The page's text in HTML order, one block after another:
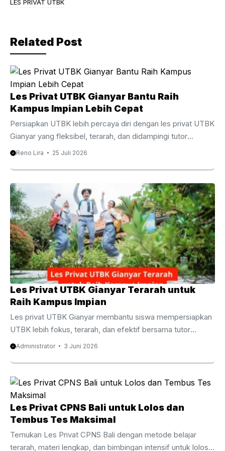
o
k
LES PRIVAT UTBK
Related Post
Les Privat UTBK Gianyar Bantu Raih
Kampus Impian Lebih Cepat
Persiapkan UTBK lebih percaya diri dengan les privat UTBK
Gianyar yang fleksibel, terarah, dan didampingi tutor
berpengalaman. Les Privat UTBK Gianyar Membantu
Berbasis Komputer membutuhkan persiapan yang matang,
strategi belajar yang tepat, serta pendampingan yang
sesuai dengan kebutuhan setiap siswa. Oleh karena itu, les
privat UTBK Gianyar menjadi pilihan yang semakin diminati
oleh siswa SMA dan lulusan yang ingin meningkatkan
peluang diterima di perguruan tinggi negeri impian. Berbeda
dengan pembelajaran di kelas yang ...
Reno Lira 25 Juli 2026
Les Privat UTBK Gianyar Terarah untuk
Raih Kampus Impian
Les privat UTBK Gianyar membantu siswa mempersiapkan
UTBK lebih fokus, terarah, dan efektif bersama tutor
berpengalaman untuk meningkatkan peluang lolos PTN
Kampus Impian Persaingan masuk perguruan tinggi negeri
semakin ketat dari tahun ke tahun. Oleh karena itu, banyak
siswa mulai mencari metode belajar yang lebih efektif agar
mampu menghadapi ujian dengan percaya diri. Salah satu
pilihan yang semakin diminati adalah les privat UTBK
Gianyar karena menawarkan pembelajaran yang lebih fokus,
fleksibel, dan ...
Administrator 3 Juni 2026
Les Privat CPNS Bali untuk Lolos dan
Tembus Tes Maksimal
Temukan Les Privat CPNS Bali dengan metode belajar
terarah, materi lengkap, dan bimbingan intensif untuk lolos